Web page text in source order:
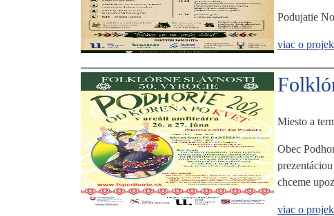
Podujatie
viac o
Miesto a
Obec
chceme
viac o